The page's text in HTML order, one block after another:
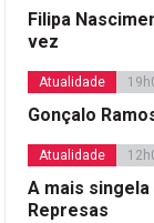
Filipa
vez
Atualidade
Gonçalo
Atualidade
A mais
Represas